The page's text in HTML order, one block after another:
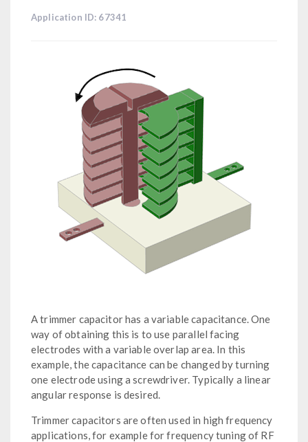
Application ID: 67341
A trimmer capacitor has a variable capacitance. One
way of obtaining this is to use parallel facing
electrodes with a variable overlap area. In this
example, the capacitance can be changed by turning
one electrode using a screwdriver. Typically a linear
angular response is desired.
Trimmer capacitors are often used in high frequency
applications, for example for frequency tuning of RF